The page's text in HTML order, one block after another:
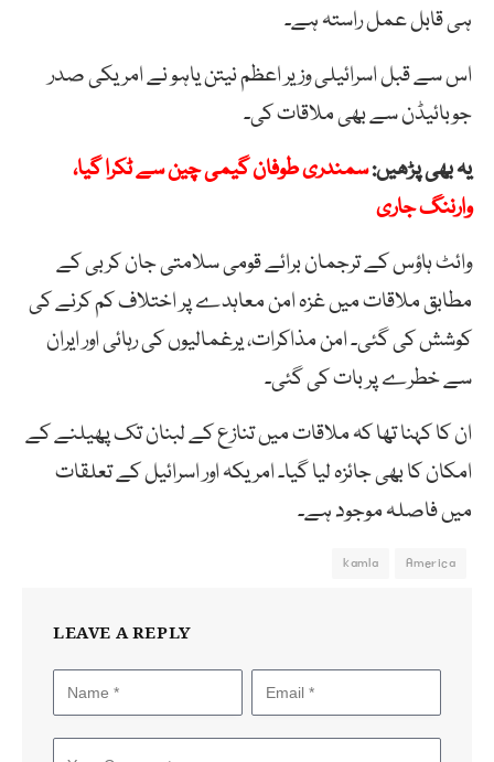
ہی قابل عمل راستہ ہے۔
اس سے قبل اسرائیلی وزیر اعظم نیتن یاہو نے امریکی صدر
جوبائیڈن سے بھی ملاقات کی۔
یہ بھی پڑھیں:سمندری طوفان گیمی چین سے ٹکرا گیا،
وارننگ جاری
وائٹ ہاؤس کے ترجمان برائے قومی سلامتی جان کربی کے
مطابق ملاقات میں غزہ امن معاہدے پر اختلاف کم کرنے کی
کوشش کی گئی۔ امن مذاکرات، یرغمالیوں کی رہائی اور ایران
سے خطرے پر بات کی گئی۔
ان کا کہنا تھا کہ ملاقات میں تنازع کے لبنان تک پھیلنے کے
امکان کا بھی جائزہ لیا گیا۔ امریکہ اور اسرائیل کے تعلقات
میں فاصلہ موجود ہے۔
America
kamla
LEAVE A REPLY